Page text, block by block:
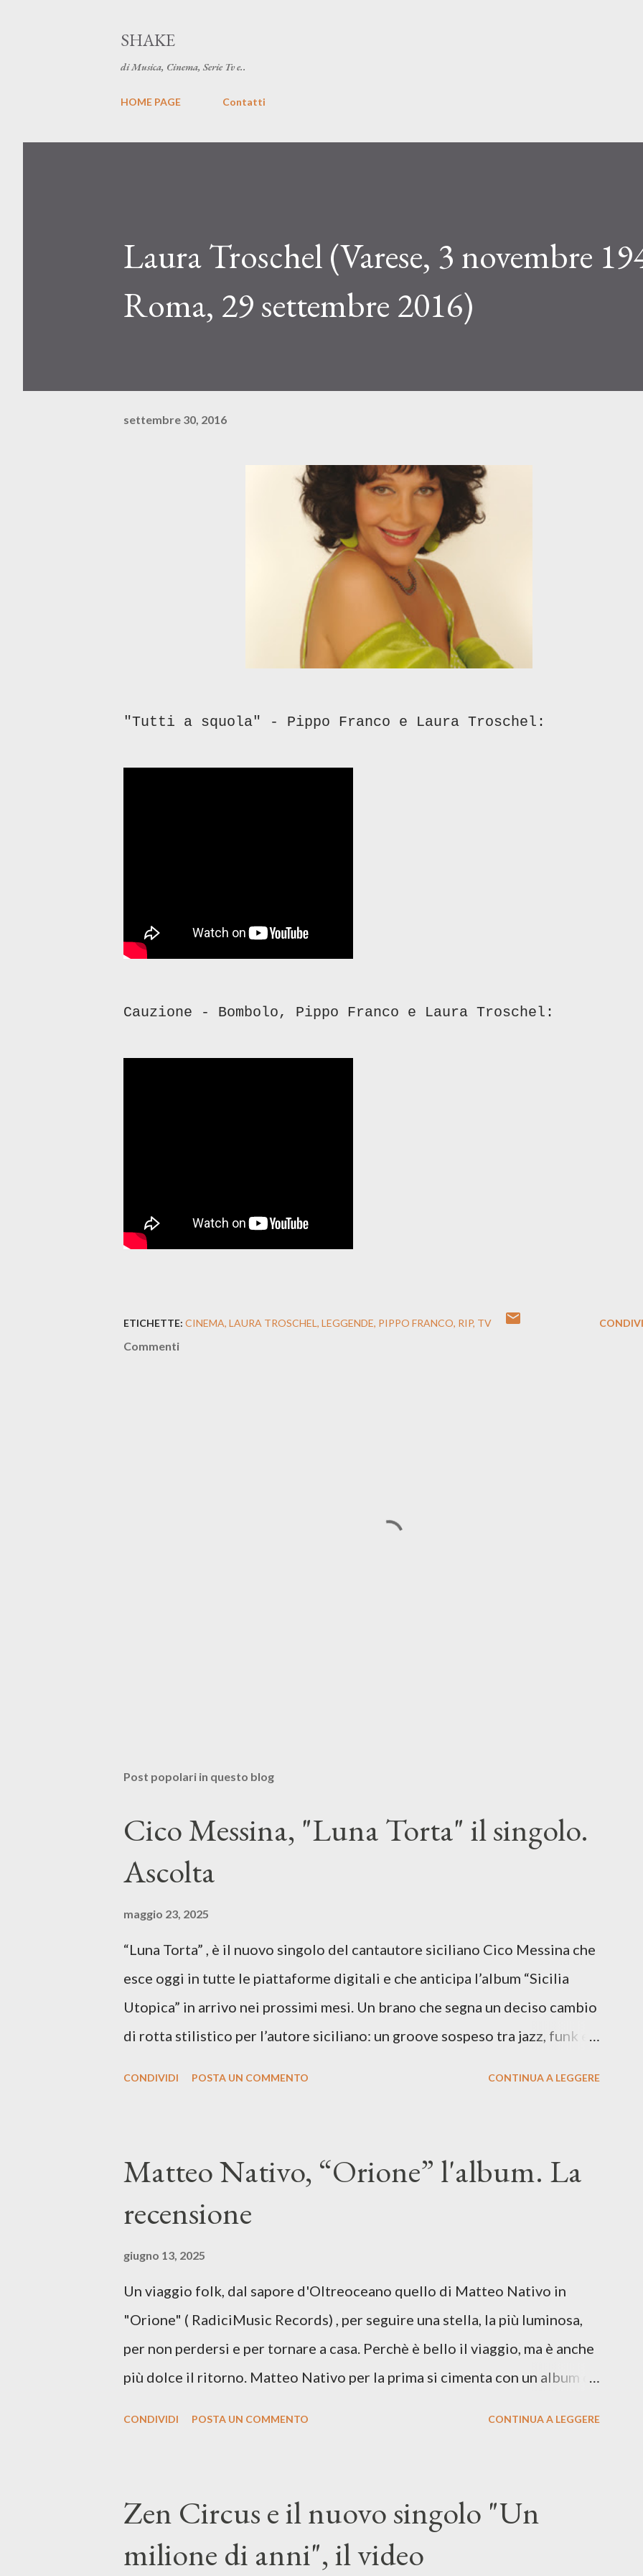
SHAKE
di Musica, Cinema, Serie Tv e..
HOME PAGE Contatti
Laura Troschel (Varese, 3 novembre
Roma, 29 settembre 2016)
settembre 30, 2016
"Tutti a squola" - Pippo Franco e Laura Troschel:
Cauzione - Bombolo, Pippo Franco e Laura Troschel:
ETICHETTE: CINEMA LAURA TROSCHEL LEGGENDE PIPPO FRANCO RIP TV
Commenti
Post popolari in questo blog
Cico Messina, "Luna Torta" il singolo.
Ascolta
maggio 23, 2025
“Luna Torta” , è il nuovo singolo del cantautore siciliano Cico Messina che
esce oggi in tutte le piattaforme digitali e che anticipa l’album “Sicilia
Utopica” in arrivo nei prossimi mesi. Un brano che segna un deciso cambio
di rotta stilistico per l’autore siciliano: un groove sospeso tra jazz, funk e
segnato da guerre, disorientamento e tensioni globali. La canzone
racconta la difficoltà di creare, e perfino di esistere, sotto il peso della
vivere e nel suonare, nel trovare respiro anche quando l’aria sembra farsi
più densa. Il brano è anche una dichiarazione d’intenti: Cico Messina apre
il suo nuovo percorso artistico con una composizi...
CONDIVIDI POSTA UN COMMENTO CONTINUA A LEGGERE
Matteo Nativo, “Orione” l'album. La
recensione
giugno 13, 2025
Un viaggio folk, dal sapore d'Oltreoceano quello di Matteo Nativo in
"Orione" ( RadiciMusic Records) , per seguire una stella, la più luminosa,
per non perdersi e per tornare a casa. Perchè è bello il viaggio, ma è anche
più dolce il ritorno. Matteo Nativo per la prima si cimenta con un album di
voce della cantautrice Silvia Conti. Perdersi. Dicevamo. Ed è da qui che il
nostro inizia questo concept musicale, con " Che ora è" , raccontando la
CONDIVIDI POSTA UN COMMENTO CONTINUA A LEGGERE
Zen Circus e il nuovo singolo "Un
milione di anni", il video